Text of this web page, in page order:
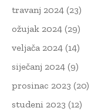
travanj 2024 (23)
ožujak 2024 (29)
veljača 2024 (14)
siječanj 2024 (9)
prosinac 2023 (20)
studeni 2023 (12)